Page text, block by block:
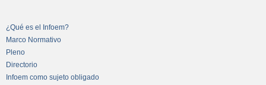
¿Qué es el Infoem?
Marco Normativo
Pleno
Directorio
Infoem como sujeto obligado